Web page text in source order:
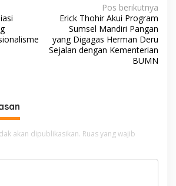
Pos berikutnya
Erick Thohir Akui Program
Sumsel Mandiri Pangan
yang Digagas Herman Deru
Sejalan dengan Kementerian
BUMN
akan dipublikasikan. Ruas yang wajib